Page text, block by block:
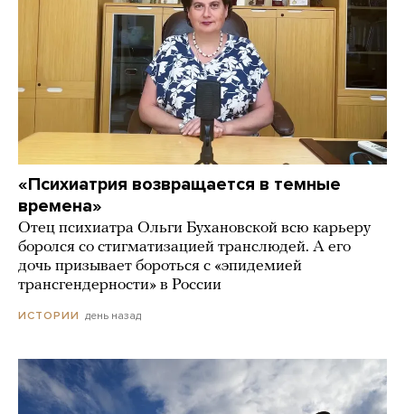
«Психиатрия возвращается в темные
времена»
Отец психиатра Ольги Бухановской всю карьеру
боролся со стигматизацией транслюдей. А его
дочь призывает бороться с «эпидемией
трансгендерности» в России
ИСТОРИИ день назад